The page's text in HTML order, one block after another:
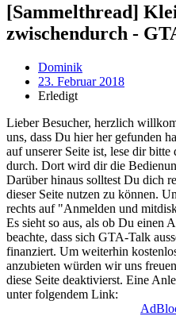
[Sammelthread]
zwischendurch -
Dominik
23. Februar 2018
Erledigt
Lieber Besucher, herzlich
uns, dass Du hier her gefunden
auf unserer Seite ist, lese dir bitte
durch. Dort wird dir die
Darüber hinaus solltest Du dich
dieser Seite nutzen zu können.
rechts auf "Anmelden und
Es sieht so aus, als ob Du einen
beachte, dass sich GTA-Talk
finanziert. Um weiterhin
anzubieten würden wir uns
diese Seite deaktivierst. Eine
unter folgendem Link: